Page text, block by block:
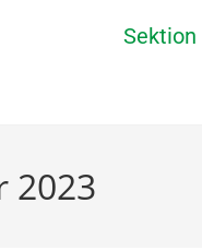
Sektion
2023